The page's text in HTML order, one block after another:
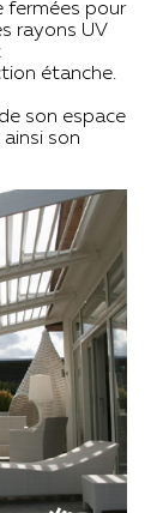
fermées pour
rayons UV
étanche.
son espace
son